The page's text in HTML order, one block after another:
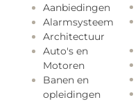
Aanbiedingen
Alarmsysteem
Architectuur
Auto's en
Motoren
Banen en
opleidingen